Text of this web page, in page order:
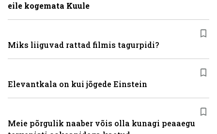
eile kogemata Kuule
Miks liiguvad rattad filmis tagurpidi?
Elevantkala on kui jõgede Einstein
Meie põrgulik naaber võis olla kunagi peaaegu